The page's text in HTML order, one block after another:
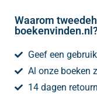
Waarom
Geef een
Al onze boeken
14 dagen